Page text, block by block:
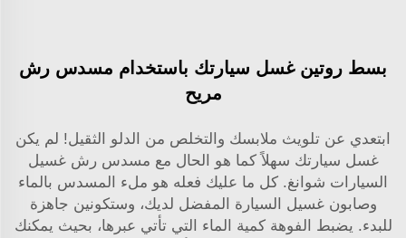
بسط روتين غسل سيارتك باستخدام مسدس رش
مريح
ابتعدي عن تلويث ملابسك والتخلص من الدلو الثقيل! لم يكن
غسل سيارتك سهلاً كما هو الحال مع مسدس رش غسيل
السيارات شوانغ. كل ما عليك فعله هو ملء المسدس بالماء
وصابون غسيل السيارة المفضل لديك، وستكونين جاهزة
للبدء. يضبط الفوهة كمية الماء التي تأتي عبرها، بحيث يمكنك